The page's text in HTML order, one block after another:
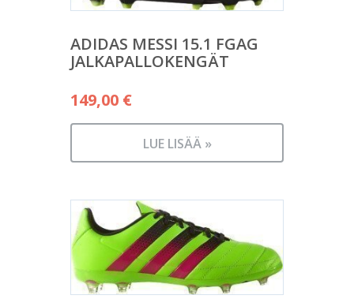
ADIDAS MESSI 15.1 FGAG
JALKAPALLOKENGÄT
149,00 €
LUE LISÄÄ »